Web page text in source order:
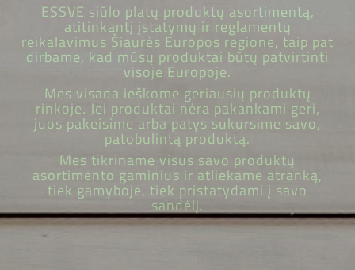
ESSVE siūlo platų produktų asortimentą,
atitinkantį įstatymų ir reglamentų
reikalavimus Šiaurės Europos regione, taip pat
dirbame, kad mūsų produktai būtų patvirtinti
visoje Europoje.
Mes visada ieškome geriausių produktų
rinkoje. Jei produktai nėra pakankami geri,
juos pakeisime arba patys sukursime savo,
patobulintą produktą.
Mes tikriname visus savo produktų
asortimento gaminius ir atliekame atranką,
tiek gamyboje, tiek pristatydami į savo
sandėlį.